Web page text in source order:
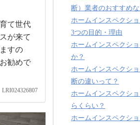
て世代
が来て
すの
勧めで
LRI024326807
断）業者のおすすめ
ホームインスペクシ
3つの目的・理由
ホームインスペクシ
か？
ホームインスペクシ
断の違いって？
ホームインスペクシ
らくらい？
ホームインスペクシ